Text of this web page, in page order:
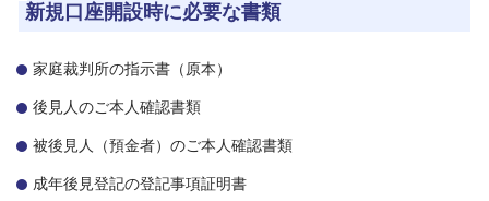
新規口座開設時に必要な書類
家庭裁判所の指示書（原本）
後見人のご本人確認書類
被後見人（預金者）のご本人確認書類
成年後見登記の登記事項証明書